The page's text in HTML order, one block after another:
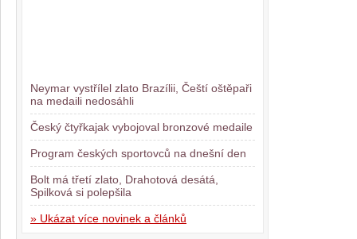
Neymar vystřílel zlato Brazílii, Čeští oštěpaři
na medaili nedosáhli
Český čtyřkajak vybojoval bronzové medaile
Program českých sportovců na dnešní den
Bolt má třetí zlato, Drahotová desátá,
Spilková si polepšila
» Ukázat více novinek a článků